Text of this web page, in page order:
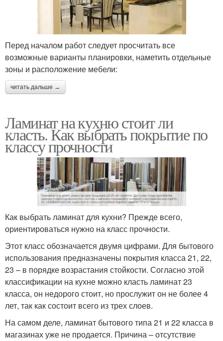
Перед началом работ следует просчитать все
возможные варианты планировки, наметить отдельные
зоны и расположение мебели:
читать дальше →
Ламинат на кухню стоит ли
класть. Как выбрать покрытие по
классу прочности
Как выбрать ламинат для кухни? Прежде всего,
ориентироваться нужно на класс прочности.
Этот класс обозначается двумя цифрами. Для бытового
использования предназначены покрытия класса 21, 22,
23 – в порядке возрастания стойкости. Согласно этой
классификации на кухне можно класть ламинат 23
класса, он недорого стоит, но прослужит он не более 4
лет, так как состоит всего из трех слоев.
На самом деле, ламинат бытового типа 21 и 22 класса в
магазинах уже не продается. Причина – отсутствие